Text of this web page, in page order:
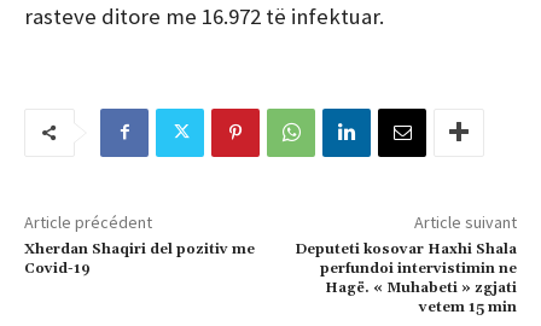
rasteve ditore me 16.972 të infektuar.
Article précédent
Xherdan Shaqiri del pozitiv me
Covid-19
Article suivant
Deputeti kosovar Haxhi Shala
perfundoi intervistimin ne
Hagë. « Muhabeti » zgjati
vetem 15 min